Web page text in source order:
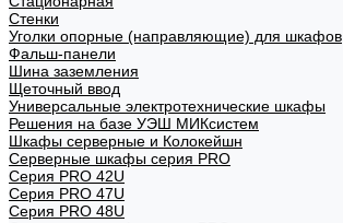
Стенки
Уголки опорные (направляющие) для шкафов
Фальш-панели
Шина заземления
Щеточный ввод
Универсальные электротехнические шкафы
Решения на базе УЭШ МИКсистем
Шкафы серверные и Колокейшн
Серверные шкафы серия PRO
Серия PRO 42U
Серия PRO 47U
Серия PRO 48U